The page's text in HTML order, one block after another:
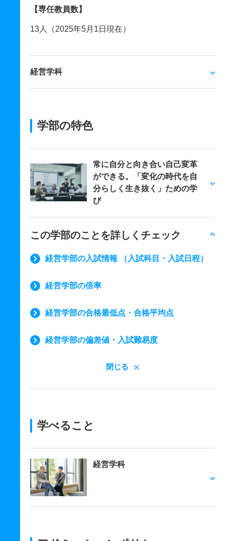
【専任教員数】
13人（2025年5月1日現在）
経営学科
学部の特色
常に自分と向き合い自己変革
ができる。「変化の時代を自
分らしく生き抜く」ための学
び
この学部のことを詳しくチェック
経営学部の入試情報 （入試科目・入試日程）
経営学部の倍率
経営学部の合格最低点・合格平均点
経営学部の偏差値・入試難易度
閉じる
学べること
経営学科